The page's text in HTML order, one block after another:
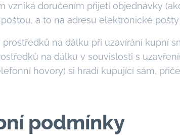
vzniká doručením přijetí objednávky
a to na adresu elektronické
na dálku při uzavírání kupní
na dálku v souvislosti s
hovory) si hradí kupující sám,
podmínky